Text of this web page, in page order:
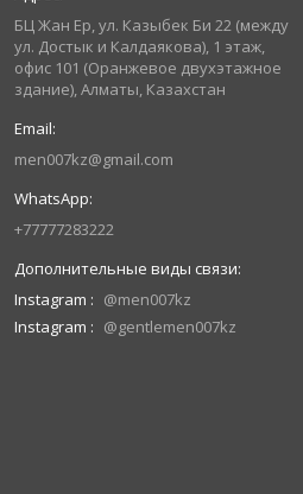
БЦ Жан Ер, ул. Казыбек Би 22 (между
ул. Достык и Калдаякова), 1 этаж,
офис 101 (Оранжевое двухэтажное
здание), Алматы, Казахстан
men007kz@gmail.com
+77777283222
Instagram
@men007kz
Instagram
@gentlemen007kz